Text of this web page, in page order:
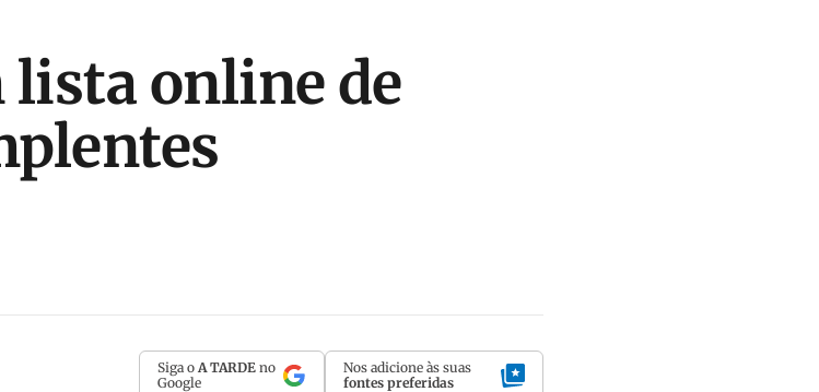
lista online de
Siga o A TARDE no
Google
Nos adicione às suas
fontes preferidas